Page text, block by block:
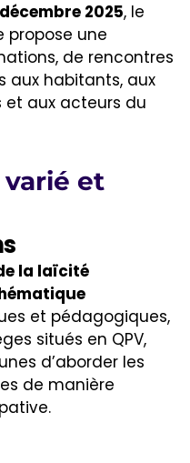
2025, le
propose une
de rencontres
aux habitants, aux
et aux acteurs du
et
la laïcité
et pédagogiques,
situés en QPV,
d’aborder les
de manière